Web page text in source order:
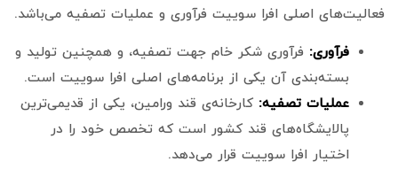
فعالیت‌های اصلی افرا سوییت فرآوری و عملیات تصفیه می‌باشد.
فرآوری: فرآوری شکر خام جهت تصفیه، و همچنین تولید و
بسته‌بندی آن یکی از برنامه‌های اصلی افرا سوییت است.
عملیات تصفیه: کارخانه‌ی قند ورامین، یکی از قدیمی‌ترین
پالایشگاه‌های قند کشور است که تخصص خود را در
اختیار افرا سوییت قرار می‌دهد.